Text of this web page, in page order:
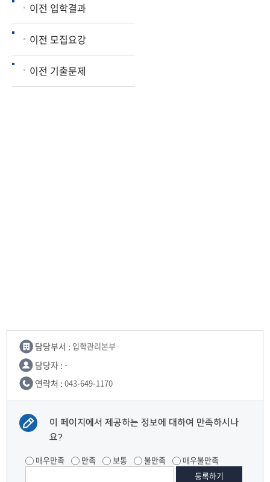
이전 입학결과
이전 모집요강
이전 기출문제
담당부서 : 입학관리본부
담당자 : -
연락처 : 043-649-1170
이 페이지에서 제공하는 정보에 대하여 만족하시나
요?
매우만족 만족 보통 불만족 매우불만족